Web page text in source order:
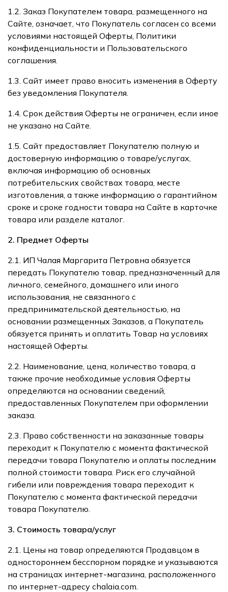
1.2. Заказ Покупателем товара, размещенного на
Сайте, означает, что Покупатель согласен со всеми
условиями настоящей Оферты, Политики
конфиденциальности и Пользовательского
соглашения.
1.3. Сайт имеет право вносить изменения в Оферту
без уведомления Покупателя.
1.4. Срок действия Оферты не ограничен, если иное
не указано на Сайте.
1.5. Сайт предоставляет Покупателю полную и
достоверную информацию о товаре/услугах,
включая информацию об основных
потребительских свойствах товара, месте
изготовления, а также информацию о гарантийном
сроке и сроке годности товара на Сайте в карточке
товара или разделе каталог.
2. Предмет Оферты
2.1. ИП Чалая Маргарита Петровна обязуется
передать Покупателю товар, предназначенный для
личного, семейного, домашнего или иного
использования, не связанного с
предпринимательской деятельностью, на
основании размещенных Заказов, а Покупатель
обязуется принять и оплатить Товар на условиях
настоящей Оферты.
2.2. Наименование, цена, количество товара, а
также прочие необходимые условия Оферты
определяются на основании сведений,
предоставленных Покупателем при оформлении
заказа.
2.3. Право собственности на заказанные товары
переходит к Покупателю с момента фактической
передачи товара Покупателю и оплаты последним
полной стоимости товара. Риск его случайной
гибели или повреждения товара переходит к
Покупателю с момента фактической передачи
товара Покупателю.
3. Стоимость товара/услуг
2.1. Цены на товар определяются Продавцом в
одностороннем бесспорном порядке и указываются
на страницах интернет-магазина, расположенного
по интернет-адресу chalaia.com